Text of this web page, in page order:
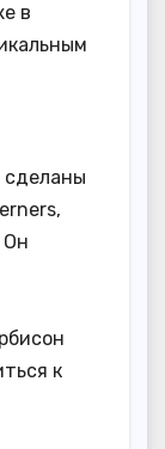
в
сделаны
Он
к